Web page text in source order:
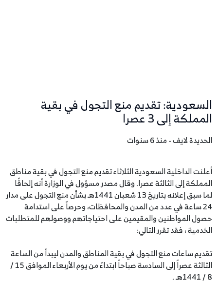
السعودية: تقديم منع التجول في بقية
المملكة إلى 3 عصرا
الحديدة لايف - منذ 6 سنوات
أعلنت الداخلية السعودية الثلاثاء تقديم منع التجول في بقية مناطق
المملكة إلى الثالثة عصرا. وقال مصدر مسؤول في الوزارة أنه إلحاقًا
لما سبق إعلانه بتاريخ 13 شعبان 1441هـ بشأن منع التجول على مدار
24 ساعة في عدد من المدن والمحافظات، وحرصاً على استدامة
حصول المواطنين والمقيمين على احتياجاتهم ووصولهم للمتطلبات
الخدمية ، فقد تقرر التالي:
تقديم ساعات منع التجول في بقية المناطق والمدن ليبدأ من الساعة
الثالثة عصراً إلى السادسة صباحاً ابتداءً من يوم الأربعاء الموافق 15 /
8 / 1441هـ .